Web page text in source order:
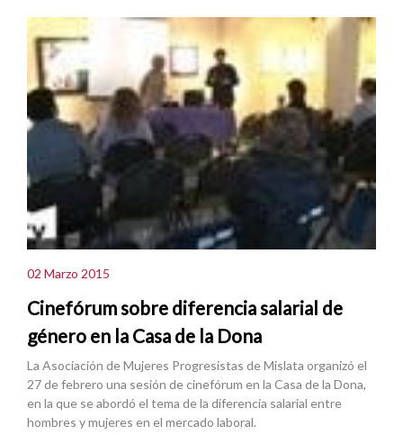
02 Marzo 2015
Cinefórum sobre diferencia salarial de
género en la Casa de la Dona
La Asociación de Mujeres Progresistas de Mislata organizó el
27 de febrero una sesión de cinefórum en la Casa de la Dona,
en la que se abordó el tema de la diferencia salarial entre
hombres y mujeres en el mercado laboral.